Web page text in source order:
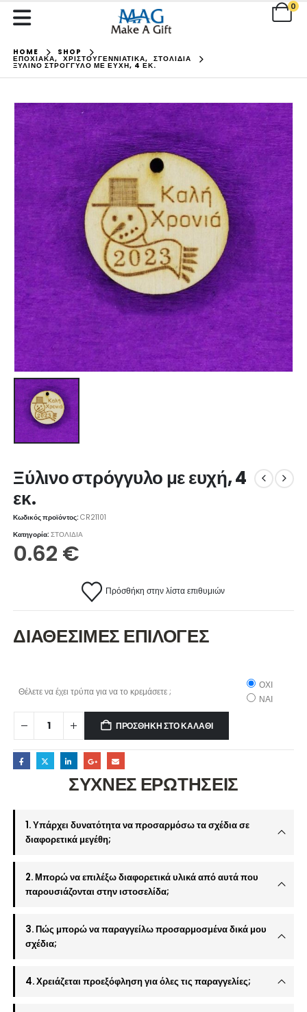
0
HOME SHOP
ΕΠΟΧΙΑΚΑ, ΧΡΙΣΤΟΥΓΕΝΝΙΑΤΙΚΑ, ΣΤΟΛΙΔΙΑ
ΞΎΛΙΝΟ ΣΤΡΌΓΓΥΛΟ ΜΕ ΕΥΧΉ, 4 ΕΚ.
Ξύλινο στρόγγυλο με ευχή, 4
εκ.
Κωδικός προϊόντος:CR21101
Κατηγορία:ΣΤΟΛΙΔΙΑ
0.62 €
Πρόσθήκη στην λίστα επιθυμιών
ΔΙΑΘΕΣΙΜΕΣ ΕΠΙΛΟΓΕΣ
Θέλετε να έχει τρύπα για να το κρεμάσετε ;
ΟΧΙ
ΝΑΙ
ΠΡΟΣΘΉΚΗ ΣΤΟ ΚΑΛΆΘΙ
ΣΥΧΝΕΣ ΕΡΩΤΗΣΕΙΣ
1. Υπάρχει δυνατότητα να προσαρμόσω τα σχέδια σε
διαφορετικά μεγέθη;
2. Μπορώ να επιλέξω διαφορετικά υλικά από αυτά που
παρουσιάζονται στην ιστοσελίδα;
3. Πώς μπορώ να παραγγείλω προσαρμοσμένα δικά μου
σχέδια;
4. Χρειάζεται προεξόφληση για όλες τις παραγγελίες;